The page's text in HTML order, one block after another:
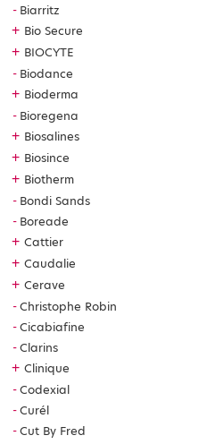
Biarritz
+ Bio Secure
+ BIOCYTE
Biodance
+ Bioderma
Bioregena
+ Biosalines
+ Biosince
+ Biotherm
Bondi Sands
Boreade
+ Cattier
+ Caudalie
+ Cerave
Christophe Robin
Cicabiafine
Clarins
+ Clinique
Codexial
Curél
Cut By Fred